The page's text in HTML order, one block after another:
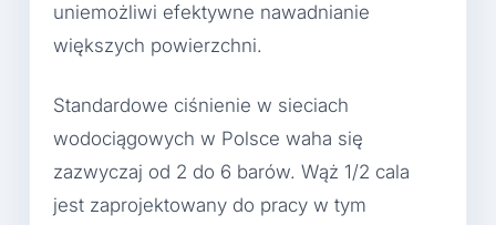
uniemożliwi efektywne nawadnianie
większych powierzchni.
Standardowe ciśnienie w sieciach
wodociągowych w Polsce waha się
zazwyczaj od 2 do 6 barów. Wąż 1/2 cala
jest zaprojektowany do pracy w tym